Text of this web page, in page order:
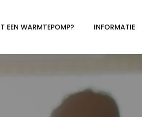
EEN WARMTEPOMP? INFORMATIE